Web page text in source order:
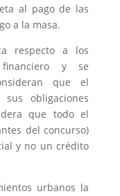
al pago de las
a la masa.
respecto a los
y se
que el
obligaciones
que todo el
del concurso)
y no un crédito
urbanos la